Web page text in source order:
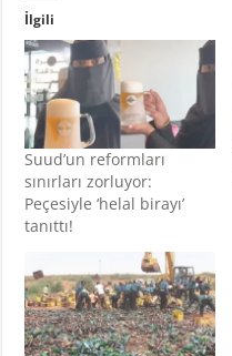
İlgili
Suud’un reformları
sınırları zorluyor:
Peçesiyle ‘helal birayı’
tanıttı!